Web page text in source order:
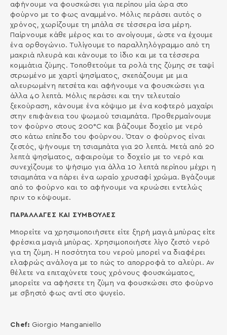
αφήνουµε να φουσκώσει για περίπου µία ώρα στο
φούρνο µε το φως αναµµένο. Μόλις περάσει αυτός ο
χρόνος, χωρίζουµε τη µπάλα σε τέσσερα ίσα µέρη.
Παίρνουµε κάθε µέρος και το ανοίγουµε, ώστε να έχουµε
ένα ορθογώνιο. Τυλίγουµε το παραλληλόγραµµο από τη
µακριά πλευρά και κάνουµε το ίδιο και µε τα τέσσερα
κοµµάτια ζύµης. Τοποθετούµε τα ρολά της ζύµης σε ταψί
στρωµένο µε χαρτί ψησίµατος, σκεπάζουµε µε µια
αλευρωµένη πετσέτα και αφήνουµε να φουσκώσει για
άλλα 40 λεπτά. Μόλις περάσει και την τελευταίο
ξεκούραση, κάνουµε ένα κόψιµο µε ένα κοφτερό µαχαίρι
στην επιφάνεια του ψωµιού τσιαµπάτα. Προθερµαίνουµε
τον φούρνο στους 200°C και βάζουµε δοχείο µε νερό
στο κάτω επίπεδο του φούρνου. Όταν ο φούρνος είναι
ζεστός, ψήνουµε τη τσιαµπάτα για 20 λεπτά. Μετά από 20
λεπτά ψησίµατος, αφαιρούµε το δοχείο µε το νερό και
συνεχίζουµε το ψήσιµο για άλλα 10 λεπτά περίπου µέχρι η
τσιαµπάτα να πάρει ένα ωραίο χρυσαφί χρώµα. Βγάζουµε
από το φούρνο και το αφήνουµε να κρυώσει εντελώς
πριν το κόψουµε.
ΠΑΡΑΛΛΑΓΕΣ ΚΑΙ ΣΥΜΒΟΥΛΕΣ
Μπορείτε να χρησιμοποιήσετε είτε ξηρή μαγιά μπύρας είτε
φρέσκια μαγιά μπύρας. Χρησιμοποιήστε λίγο ζεστό νερό
για τη ζύμη. Η ποσότητα του νερού μπορεί να διαφέρει
ελαφρώς ανάλογα με το πώς το απορροφά το αλεύρι. Αν
θέλετε να επιταχύνετε τους χρόνους φουσκώματος,
μπορείτε να αφήσετε τη ζύμη να φουσκώσει στο φούρνο
με σβηστό φως αντί στο ψυγείο.
Chef: Giorgio Manganiello